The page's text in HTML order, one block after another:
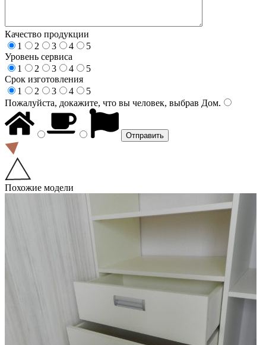
Качество продукции
1
2 3 4
5
Уровень сервиса
1
2 3 4
5
Срок изготовления
1
2 3 4
5
Пожалуйста, докажите, что вы человек, выбрав Дом.
Похожие модели